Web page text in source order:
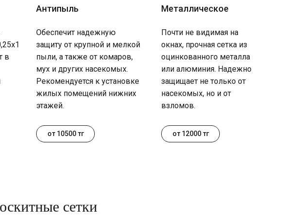
Антипыль
в
Обеспечит надежную
защиту от крупной и мелкой
пыли, а также от комаров,
мух и других насекомых.
Рекомендуется к установке
жилых помещений нижних
этажей.
Металлическое
Почти не видимая на
окнах, прочная сетка из
оцинкованного металла
или алюминия. Надежно
защищает не только от
насекомых, но и от
взломов.
от 10500 тг от 12000 тг
сетки